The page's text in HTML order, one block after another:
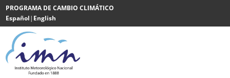
Saltar al contenido
PROGRAMA DE CAMBIO CLIMÁTICO
Español| English
Powered
by
Translate